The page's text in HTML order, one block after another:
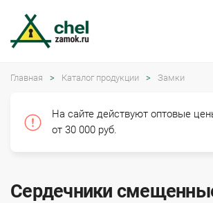
Главная Каталог продукции Замки
На сайте действуют оптовые
от 30 000 руб.
Сердечники